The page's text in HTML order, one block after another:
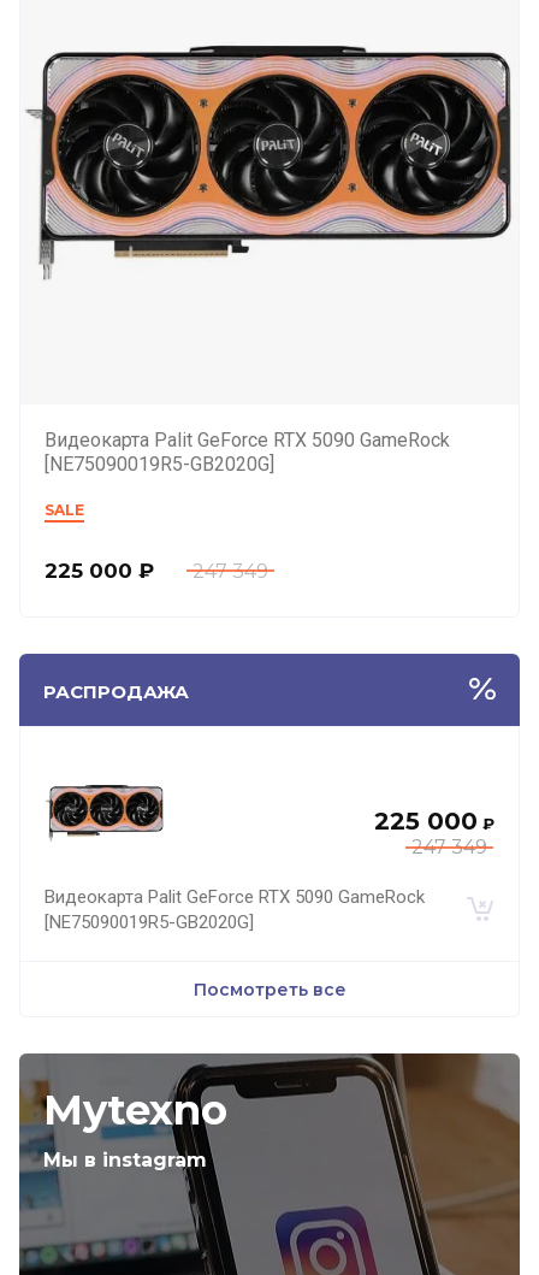
Видеокарта Palit GeForce RTX 5090 GameRock
[NE75090019R5-GB2020G]
SALE
247 349
225 000 ₽
РАСПРОДАЖА
247 349
225 000 ₽
Видеокарта Palit GeForce RTX 5090 GameRock
[NE75090019R5-GB2020G]
Посмотреть все
Mytexno
Мы в instagram